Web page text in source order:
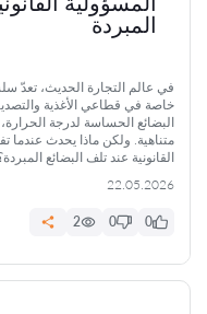
المبردة
في عالم التجارة الحديث، تعدّ
خاصة في قطاعي الأغذية
البضائع الحساسة لدرجة الحرارة،
متناهية. ولكن ماذا يحدث عندما
القانونية عند تلف البضائع
22.05.2026
0
0
2